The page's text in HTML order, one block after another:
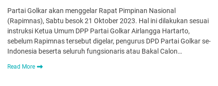
Partai Golkar akan menggelar Rapat Pimpinan Nasional
(Rapimnas), Sabtu besok 21 Oktober 2023. Hal ini dilakukan sesuai
instruksi Ketua Umum DPP Partai Golkar Airlangga Hartarto,
sebelum Rapimnas tersebut digelar, pengurus DPD Partai Golkar se-
Indonesia beserta seluruh fungsionaris atau Bakal Calon…
Read More